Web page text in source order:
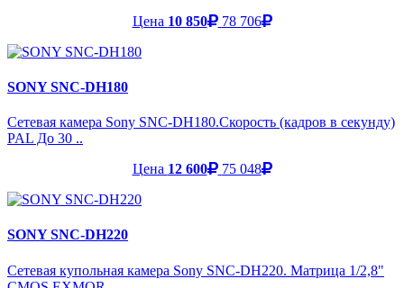
Цена 10 850 78 706
SONY SNC-DH180
Сетевая камера Sony SNC-DH180.Скорость (кадров в секунду)
PAL До 30 ..
Цена 12 600 75 048
SONY SNC-DH220
Сетевая купольная камера Sony SNC-DH220. Матрица 1/2,8"